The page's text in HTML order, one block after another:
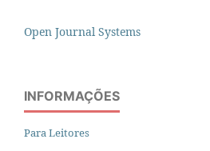
Open Journal Systems
INFORMAÇÕES
Para Leitores